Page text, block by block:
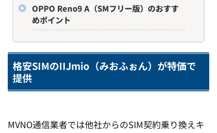
OPPO Reno9 A（SMフリー版）のおすす
めポイント
格安SIMのIIJmio（みおふぉん）が特価で
提供
MVNO通信業者では他社からのSIM契約乗り換えキ